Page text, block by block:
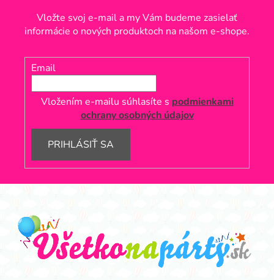
Vložte svoj e-mail a my Vám budeme zasielať
informácie o nových produktoch na našom e-shope.
Email
Vložením e-mailu súhlasíte s podmienkami
ochrany osobných údajov
PRIHLÁSIŤ SA
Z